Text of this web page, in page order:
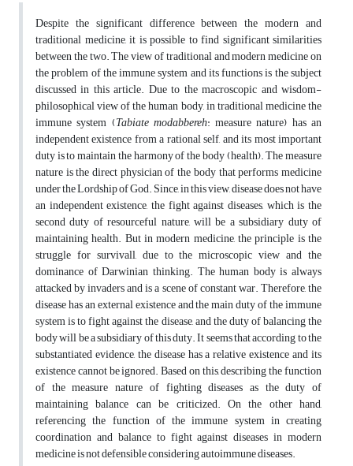
Despite the significant difference between the modern and
traditional medicine, it is possible to find significant similarities
between the two. The view of traditional and modern medicine on
the problem of the immune system and its functions is the subject
discussed in this article. Due to the macroscopic and wisdom-
philosophical view of the human body, in traditional medicine the
immune system (Tabiate modabbereh: measure nature) has an
independent existence from a rational self, and its most important
duty is to maintain the harmony of the body (health). The measure
nature is the direct physician of the body that performs medicine
under the Lordship of God. Since, in this view, disease does not have
an independent existence, the fight against diseases, which is the
second duty of resourceful nature, will be a subsidiary duty of
maintaining health. But in modern medicine, the principle is the
struggle for survivall, due to the microscopic view and the
dominance of Darwinian thinking. The human body is always
attacked by invaders and is a scene of constant war. Therefore, the
disease has an external existence and the main duty of the immune
system is to fight against the disease, and the duty of balancing the
body will be a subsidiary of this duty. It seems that according to the
substantiated evidence, the disease has a relative existence and its
existence cannot be ignored. Based on this, describing the function
of the measure nature of fighting diseases as the duty of
maintaining balance can be criticized. On the other hand,
referencing the function of the immune system in creating
coordination and balance to fight against diseases in modern
medicine is not defensible considering autoimmune diseases.